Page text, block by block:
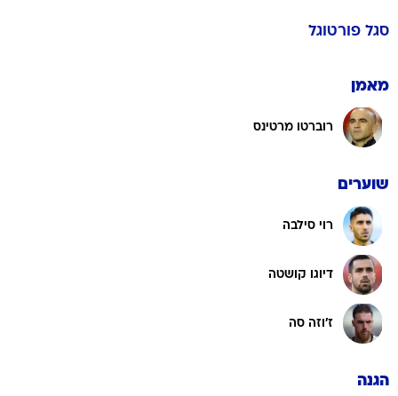
סגל פורטוגל
מאמן
רוברטו מרטינס
שוערים
רוי סילבה
דיוגו קושטה
ז'וזה סה
הגנה